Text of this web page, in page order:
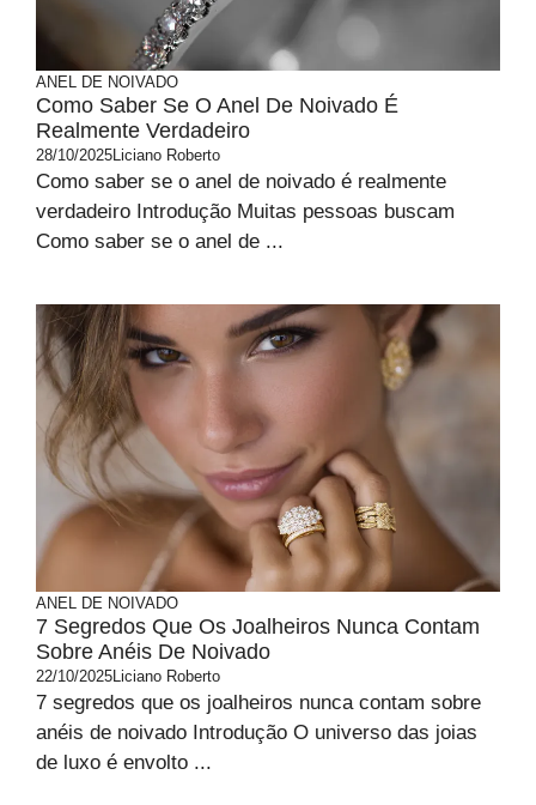
ANEL DE NOIVADO
Como Saber Se O Anel De Noivado É
Realmente Verdadeiro
28/10/2025Liciano Roberto
Como saber se o anel de noivado é realmente
verdadeiro Introdução Muitas pessoas buscam
Como saber se o anel de ...
ANEL DE NOIVADO
7 Segredos Que Os Joalheiros Nunca Contam
Sobre Anéis De Noivado
22/10/2025Liciano Roberto
7 segredos que os joalheiros nunca contam sobre
anéis de noivado Introdução O universo das joias
de luxo é envolto ...